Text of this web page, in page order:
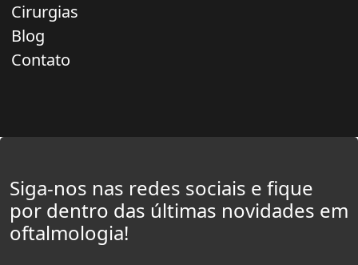
Cirurgias
Blog
Contato
Siga-nos nas redes sociais e fique
por dentro das últimas novidades em
oftalmologia!